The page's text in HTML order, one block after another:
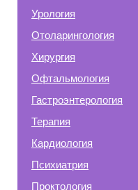
Урология
Отоларингология
Хирургия
Офтальмология
Гастроэнтерология
Терапия
Кардиология
Психиатрия
Проктология